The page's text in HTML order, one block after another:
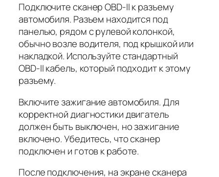
Подключите сканер OBD-II к разъему
автомобиля. Разъем находится под
панелью, рядом с рулевой колонкой,
обычно возле водителя, под крышкой или
накладкой. Используйте стандартный
OBD-II кабель, который подходит к этому
разъему.
Включите зажигание автомобиля. Для
корректной диагностики двигатель
должен быть выключен, но зажигание
включено. Убедитесь, что сканер
подключен и готов к работе.
После подключения, на экране сканера